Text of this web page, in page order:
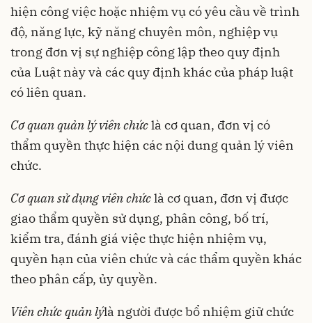
hiện công việc hoặc nhiệm vụ có yêu cầu về trình
độ, năng lực, kỹ năng chuyên môn, nghiệp vụ
trong đơn vị sự nghiệp công lập theo quy định
của Luật này và các quy định khác của pháp luật
có liên quan.
Cơ quan quản lý viên chứclà cơ quan, đơn vị có
thẩm quyền thực hiện các nội dung quản lý viên
chức.
Cơ quan sử dụng viên chứclà cơ quan, đơn vị được
giao thẩm quyền sử dụng, phân công, bố trí,
kiểm tra, đánh giá việc thực hiện nhiệm vụ,
quyền hạn của viên chức và các thẩm quyền khác
theo phân cấp, ủy quyền.
Viên chức quản lýlà người được bổ nhiệm giữ chức